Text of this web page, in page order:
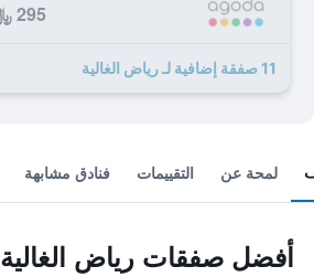
295 ﷼
11 صفقة إضافية لـ رياض الغالية
لمحة عن التقييمات فنادق مشابهة
أفضل صفقات رياض الغالية